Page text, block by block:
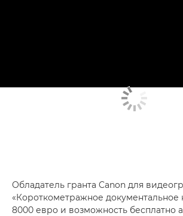
Обладатель гранта Canon для
«Короткометражное документальное
8000 евро и возможность бесплатно